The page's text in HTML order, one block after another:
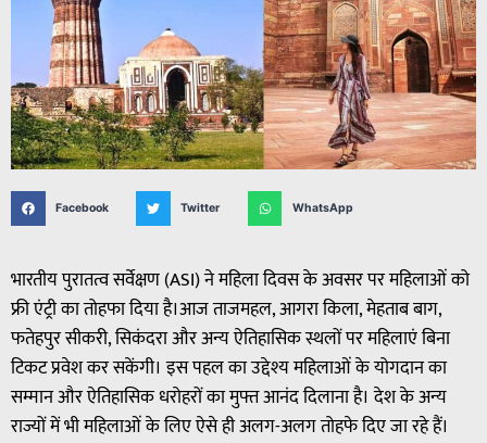
Facebook Twitter WhatsApp
भारतीय पुरातत्व सर्वेक्षण (ASI) ने महिला दिवस के अवसर पर महिलाओं को
फ्री एंट्री का तोहफा दिया है।आज ताजमहल, आगरा किला, मेहताब बाग,
फतेहपुर सीकरी, सिकंदरा और अन्य ऐतिहासिक स्थलों पर महिलाएं बिना
टिकट प्रवेश कर सकेंगी। इस पहल का उद्देश्य महिलाओं के योगदान का
सम्मान और ऐतिहासिक धरोहरों का मुफ्त आनंद दिलाना है। देश के अन्य
राज्यों में भी महिलाओं के लिए ऐसे ही अलग-अलग तोहफे दिए जा रहे हैं।